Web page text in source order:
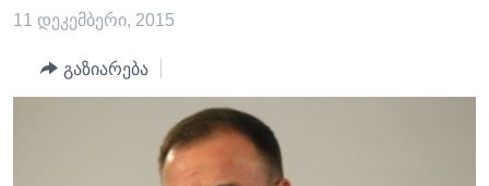
ძიებაზე
ᲐᲨᲨ-ᲘᲡ ᲐᲠᲩᲔᲕᲜᲔᲑᲘ 2024
ᲛᲡᲝᲤᲚᲘᲝ
ᲕᲘᲓᲔᲝᲔᲑᲘ
ᲕᲐᲨᲘᲜᲒᲢᲝᲜᲘ ᲓᲦᲔᲡ
ᲡᲮᲕᲐ ᲡᲘᲐᲮᲚᲔᲔᲑᲘ
11 დეკემბერი, 2015
გაზიარება